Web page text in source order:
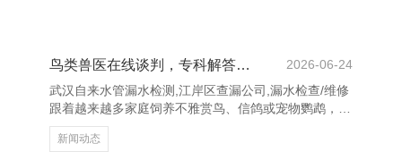
是口舌相间的，宛如一幅生动的水墨画；还有的是棕色
或灰色，低调中暴露着优雅。它们的眼睛大而亮堂，充
满灵性，仿佛能看穿东说念主心。无论是蹲在院子里晒
太阳，一经
鸟类兽医在线谈判，专科解答更省心
2026-06-24
武汉自来水管漏水检测,江岸区查漏公司,漏水检查/维修
跟着越来越多家庭饲养不雅赏鸟、信鸽或宠物鹦鹉，鸟
类健康问题也日益受到温雅。关系词，好多养鸟东说念
主士在遭遇鸟类生病或额外时，时常不知所措，枯竭专
新闻动态